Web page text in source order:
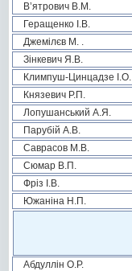
В’ятрович В.М.
Геращенко І.В.
Джемілєв М. .
Зінкевич Я.В.
Климпуш-Цинцадзе І.О.
Князевич Р.П.
Лопушанський А.Я.
Парубій А.В.
Саврасов М.В.
Сюмар В.П.
Фріз І.В.
Южаніна Н.П.
Абдуллін О.Р.